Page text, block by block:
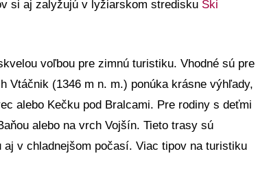
si aj zalyžujú v lyžiarskom stredisku Ski
voľbou pre zimnú turistiku. Vhodné sú pre
(1346 m n. m.) ponúka krásne výhľady,
alebo Kečku pod Bralcami. Pre rodiny s deťmi
alebo na vrch Vojšín. Tieto trasy sú
v chladnejšom počasí. Viac tipov na turistiku